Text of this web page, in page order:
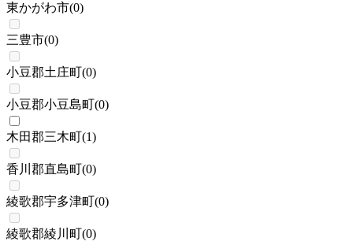
東かがわ市(0)
三豊市(0)
小豆郡土庄町(0)
小豆郡小豆島町(0)
木田郡三木町(1)
香川郡直島町(0)
綾歌郡宇多津町(0)
綾歌郡綾川町(0)